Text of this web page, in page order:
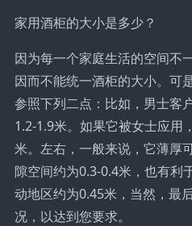
家用酒柜的大小是多少？
因为每一个家庭生活的空间不
因而不能统一酒柜的大小。可
参照下列二点：比如，男士客
1.2-1.9米。如果它被女士应用
米。左右，一般来说，它薄厚
隙空间约为0.3-0.4米，也有利
动地区约为0.45米，当然，最
况，以达到您要求。